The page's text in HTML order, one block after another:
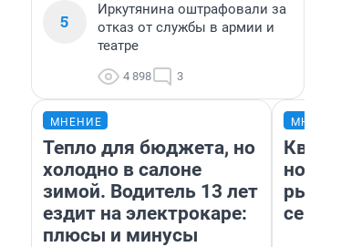
5
Иркутянина оштрафовали за
отказ от службы в армии и
театре
4 898 3
МНЕНИЕ
Тепло для бюджета, но
холодно в салоне
зимой. Водитель 13 лет
ездит на электрокаре:
плюсы и минусы
но